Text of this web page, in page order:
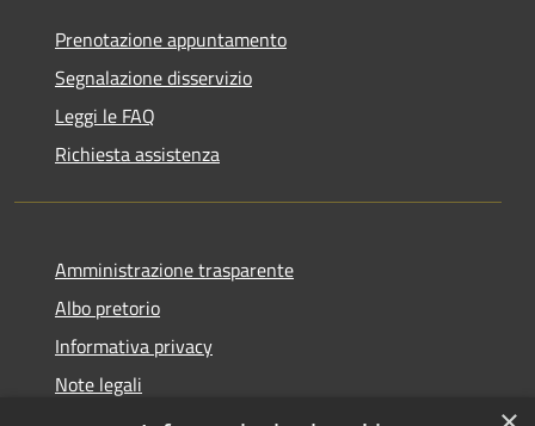
Prenotazione appuntamento
Segnalazione disservizio
Leggi le FAQ
Richiesta assistenza
Amministrazione trasparente
Albo pretorio
Informativa privacy
Note legali